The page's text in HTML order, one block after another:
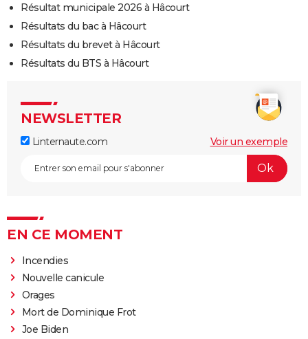
Résultat municipale 2026 à Hâcourt
Résultats du bac à Hâcourt
Résultats du brevet à Hâcourt
Résultats du BTS à Hâcourt
NEWSLETTER
Linternaute.com Voir un exemple
EN CE MOMENT
Incendies
Nouvelle canicule
Orages
Mort de Dominique Frot
Joe Biden